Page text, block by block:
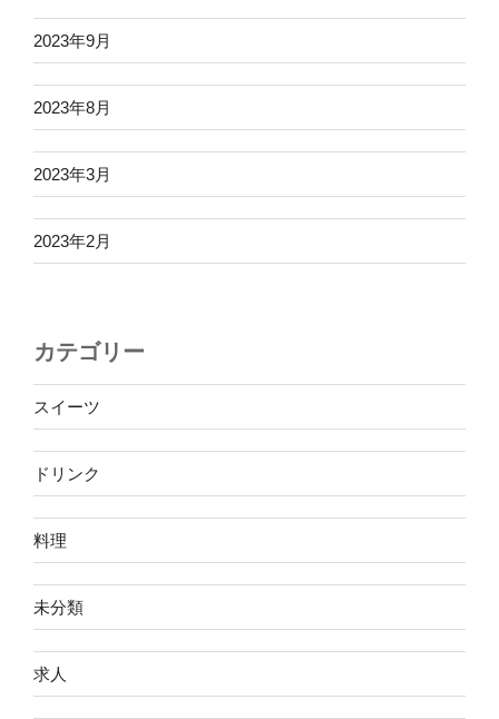
2023年9月
2023年8月
2023年3月
2023年2月
カテゴリー
スイーツ
ドリンク
料理
未分類
求人